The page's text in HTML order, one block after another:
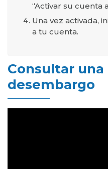
“Activar su cuenta
Una vez activada,
a tu cuenta.
Consultar
desembargo